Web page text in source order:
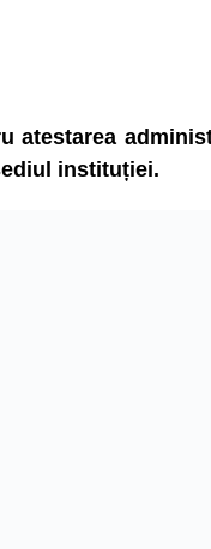
atestarea
instituției.